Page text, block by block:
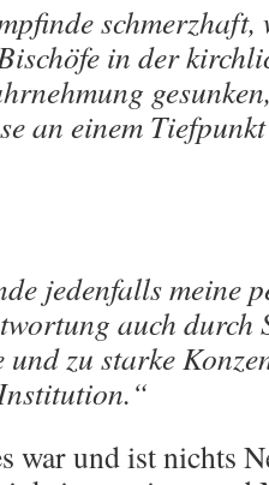
schmerzhaft,
in der
an einem
jedenfalls meine
auch durch
und zu starke
war und ist nichts